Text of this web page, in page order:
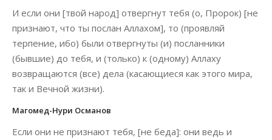
И если они [твой народ] отвергнут тебя (о, Пророк) [не
признают, что ты послан Аллахом], то (проявляй
терпение, ибо) были отвергнуты (и) посланники
(бывшие) до тебя, и (только) к (одному) Аллаху
возвращаются (все) дела (касающиеся как этого мира,
так и Вечной жизни).
Магомед-Нури Османов
Если они не признают тебя, [не беда]: они ведь и